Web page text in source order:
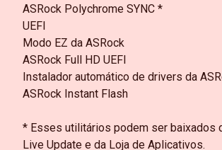
ASRock Polychrome SYNC *
UEFI
Modo EZ da ASRock
ASRock Full HD UEFI
Instalador automático de drivers da
ASRock Instant Flash
* Esses utilitários podem ser baixados
Live Update e da Loja de Aplicativos.